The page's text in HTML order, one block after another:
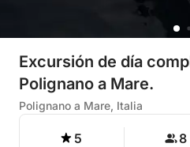
Excursión de día
Polignano a Mare.
Polignano a Mare, Italia
5 8